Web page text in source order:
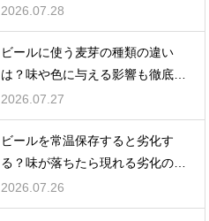
加えてリラックス効果を実感
2026.07.28
ビールに使う麦芽の種類の違い
は？味や色に与える影響も徹底解
説
2026.07.27
ビールを常温保存すると劣化す
る？味が落ちたら現れる劣化のサ
インを解説
2026.07.26